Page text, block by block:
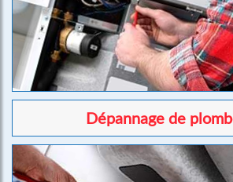
Dépannage de